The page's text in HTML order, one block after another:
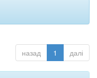
назад 1 далі